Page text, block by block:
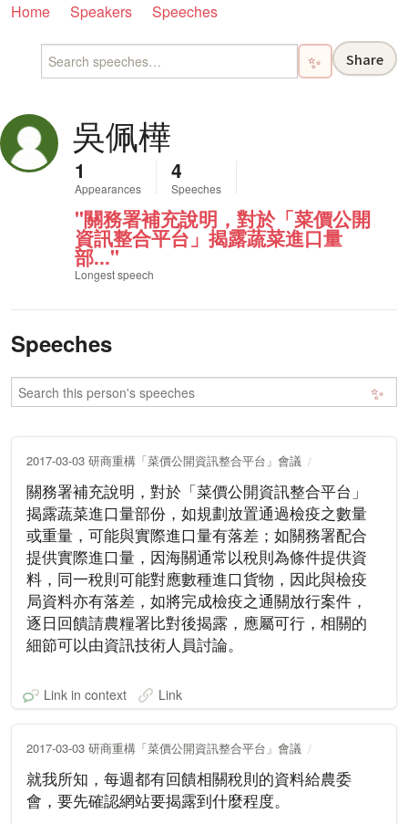
Home Speakers Speeches
✨ Share
吳佩樺
1
Appearances
4
Speeches
"關務署補充說明，對於「菜價公開
資訊整合平台」揭露蔬菜進口量
部..."
Longest speech
Speeches
✨
2017-03-03 研商重構「菜價公開資訊整合平台」會議
關務署補充說明，對於「菜價公開資訊整合平台」
揭露蔬菜進口量部份，如規劃放置通過檢疫之數量
或重量，可能與實際進口量有落差；如關務署配合
提供實際進口量，因海關通常以稅則為條件提供資
料，同一稅則可能對應數種進口貨物，因此與檢疫
局資料亦有落差，如將完成檢疫之通關放行案件，
逐日回饋請農糧署比對後揭露，應屬可行，相關的
細節可以由資訊技術人員討論。
Link in context Link
2017-03-03 研商重構「菜價公開資訊整合平台」會議
就我所知，每週都有回饋相關稅則的資料給農委
會，要先確認網站要揭露到什麼程度。